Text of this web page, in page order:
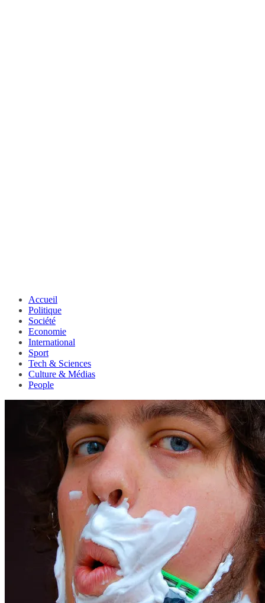
Accueil
Politique
Société
Economie
International
Sport
Tech & Sciences
Culture & Médias
People